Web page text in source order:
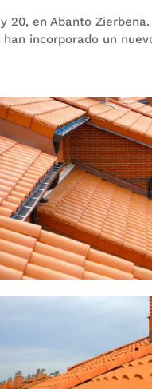
20, en Abanto Zierbena.
incorporado un